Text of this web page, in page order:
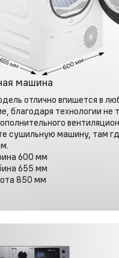
машина
отлично впишется в
благодаря технологии не
сушильную машину, там
600 мм
655 мм
850 мм